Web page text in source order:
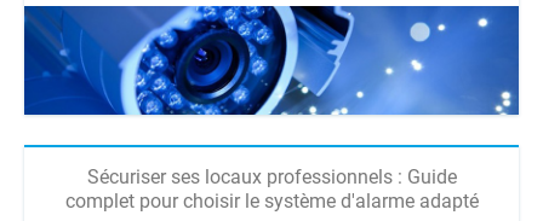
Sécuriser ses locaux professionnels : Guide
complet pour choisir le système d'alarme adapté